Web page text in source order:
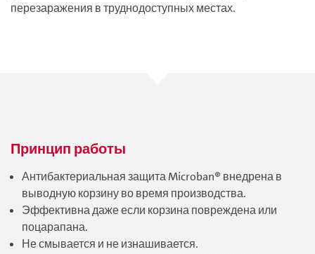
перезаражения в труднодоступных местах.
Принцип работы
Антибактериальная защита Microban® внедрена в
выводную корзину во время производства.
Эффективна даже если корзина повреждена или
поцарапана.
Не смывается и не изнашивается.